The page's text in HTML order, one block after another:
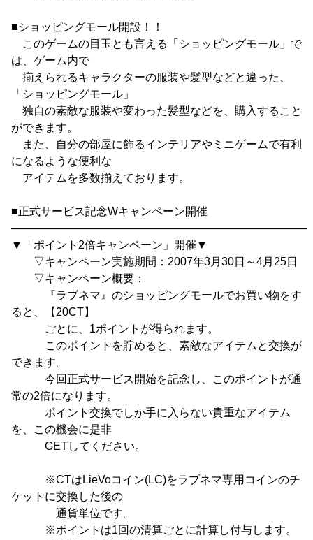
■ショッピングモール開設！！
このゲームの目玉とも言える「ショッピングモール」で
は、ゲーム内で
揃えられるキャラクターの服装や髪型などと違った、
「ショッピングモール」
独自の素敵な服装や変わった髪型などを、購入すること
ができます。
また、自分の部屋に飾るインテリアやミニゲームで有利
になるような便利な
アイテムを多数揃えております。
■正式サービス記念Wキャンペーン開催
▼「ポイント2倍キャンペーン」開催▼
▽キャンペーン実施期間：2007年3月30日～4月25日
▽キャンペーン概要：
『ラブネマ』のショッピングモールでお買い物をす
ると、【20CT】
ごとに、1ポイントが得られます。
このポイントを貯めると、素敵なアイテムと交換が
できます。
今回正式サービス開始を記念し、このポイントが通
常の2倍になります。
ポイント交換でしか手に入らない貴重なアイテム
を、この機会に是非
GETしてください。
※CTはLieVoコイン(LC)をラブネマ専用コインのチ
ケットに交換した後の
通貨単位です。
※ポイントは1回の清算ごとに計算し付与します。